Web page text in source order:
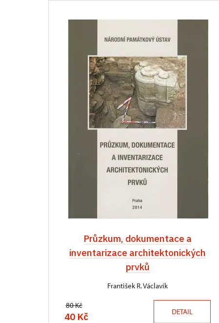
Průzkum, dokumentace a
inventarizace architektonických
prvků
František R. Václavík
80 Kč
40 Kč DETAIL